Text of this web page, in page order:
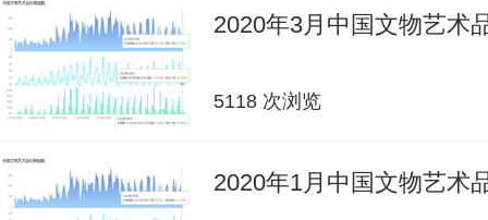
2020年3月中国文物艺术
5118 次浏览
2020年1月中国文物艺术